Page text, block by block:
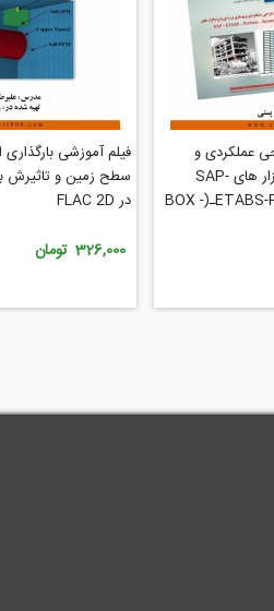
عملکردی و
بهسازی لرزه ای با نرم افزار های SAP-
ETABS-Perform-Seismosoftـ(BOX -
فیلم آموزشی
سطح زمین و تاثیرش
در FLAC 2D
326,000 تومان